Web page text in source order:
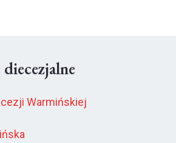
Warmińskiej